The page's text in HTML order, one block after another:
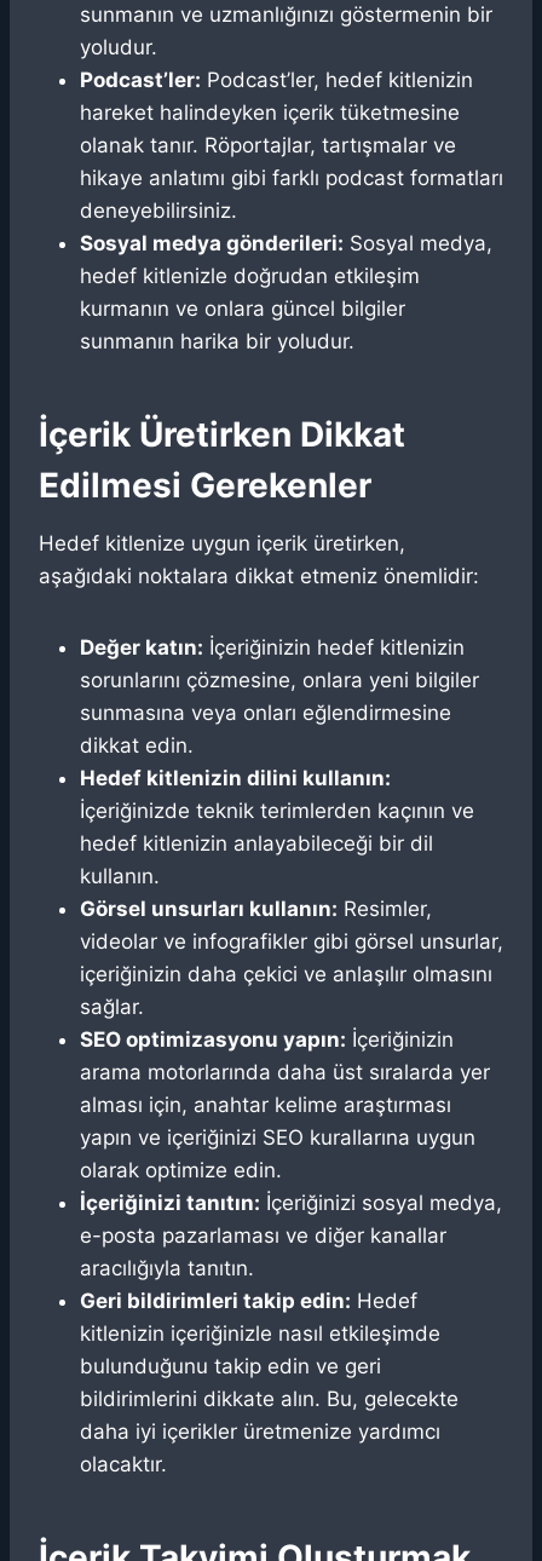
sunmanın ve uzmanlığınızı göstermenin bir
yoludur.
Podcast’ler: Podcast’ler, hedef kitlenizin
hareket halindeyken içerik tüketmesine
olanak tanır. Röportajlar, tartışmalar ve
hikaye anlatımı gibi farklı podcast formatları
deneyebilirsiniz.
Sosyal medya gönderileri: Sosyal medya,
hedef kitlenizle doğrudan etkileşim
kurmanın ve onlara güncel bilgiler
sunmanın harika bir yoludur.
İçerik Üretirken Dikkat
Edilmesi Gerekenler
Hedef kitlenize uygun içerik üretirken,
aşağıdaki noktalara dikkat etmeniz önemlidir:
Değer katın: İçeriğinizin hedef kitlenizin
sorunlarını çözmesine, onlara yeni bilgiler
sunmasına veya onları eğlendirmesine
dikkat edin.
Hedef kitlenizin dilini kullanın:
İçeriğinizde teknik terimlerden kaçının ve
hedef kitlenizin anlayabileceği bir dil
kullanın.
Görsel unsurları kullanın: Resimler,
videolar ve infografikler gibi görsel unsurlar,
içeriğinizin daha çekici ve anlaşılır olmasını
sağlar.
SEO optimizasyonu yapın: İçeriğinizin
arama motorlarında daha üst sıralarda yer
alması için, anahtar kelime araştırması
yapın ve içeriğinizi SEO kurallarına uygun
olarak optimize edin.
İçeriğinizi tanıtın: İçeriğinizi sosyal medya,
e-posta pazarlaması ve diğer kanallar
aracılığıyla tanıtın.
Geri bildirimleri takip edin: Hedef
kitlenizin içeriğinizle nasıl etkileşimde
bulunduğunu takip edin ve geri
bildirimlerini dikkate alın. Bu, gelecekte
daha iyi içerikler üretmenize yardımcı
olacaktır.